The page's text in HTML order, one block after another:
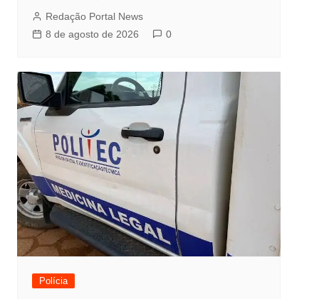
Redação Portal News
8 de agosto de 2026
0
Polícia